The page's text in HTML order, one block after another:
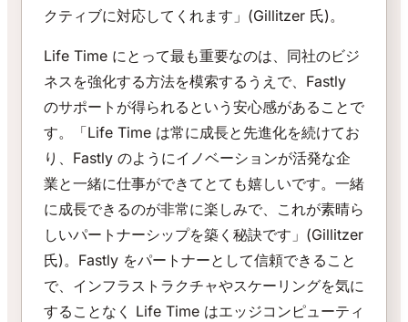
クティブに対応してくれます」(Gillitzer 氏)。
Life Time にとって最も重要なのは、同社のビジ
ネスを強化する方法を模索するうえで、Fastly
のサポートが得られるという安心感があることで
す。「Life Time は常に成長と先進化を続けてお
り、Fastly のようにイノベーションが活発な企
業と一緒に仕事ができてとても嬉しいです。一緒
に成長できるのが非常に楽しみで、これが素晴ら
しいパートナーシップを築く秘訣です」(Gillitzer
氏)。Fastly をパートナーとして信頼できること
で、インフラストラクチャやスケーリングを気に
することなく Life Time はエッジコンピューティ